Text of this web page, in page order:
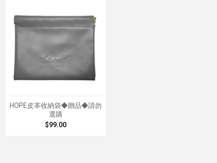
HOPE皮革收納袋◆贈品◆請勿
選購
$99.00